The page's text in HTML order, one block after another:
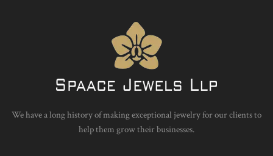
We have a long history of making exceptional jewelry for our clients to
help them grow their businesses.